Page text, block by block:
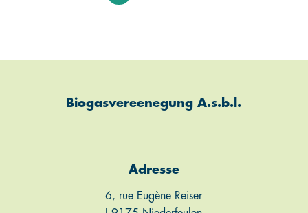
Biogasvereenegung A.s.b.l.
Adresse
6, rue Eugène Reiser